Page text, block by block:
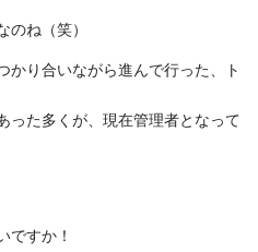
のね（笑）
かり合いながら進んで行った、ト
った多くが、現在管理者となって
ですか！